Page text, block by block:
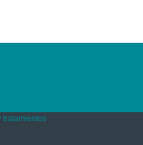
tratamientos